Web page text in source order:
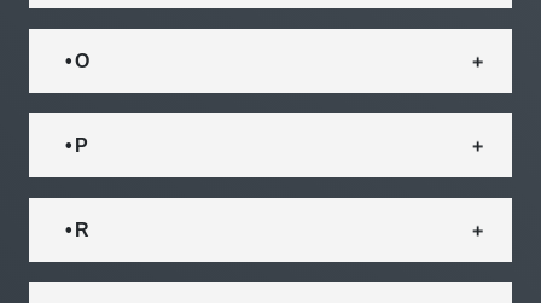
• O
• P
• R